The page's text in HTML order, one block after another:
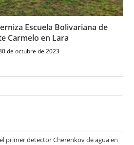
Escuela Bolivariana de
Carmelo en Lara
de octubre de 2023
primer detector Cherenkov de agua en